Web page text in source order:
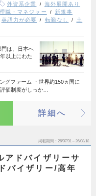
外資系企業
海外展開あり
職・マネジャー
新規事
英語力が必要 転勤なし
土
門は、日本へ
以上にわた
グファーム ・世界約150ヵ国に
価制度がしっか…
詳細へ
掲載期間 26/07/31～26/08/18
ドバイザリーサ
バイザリー/高年